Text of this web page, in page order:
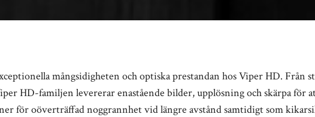
mångsidigheten och optiska prestandan hos Viper HD.
HD-familjen levererar enastående bilder, upplösning och skärpa för
för oöverträffad noggrannhet vid längre avstånd samtidigt som